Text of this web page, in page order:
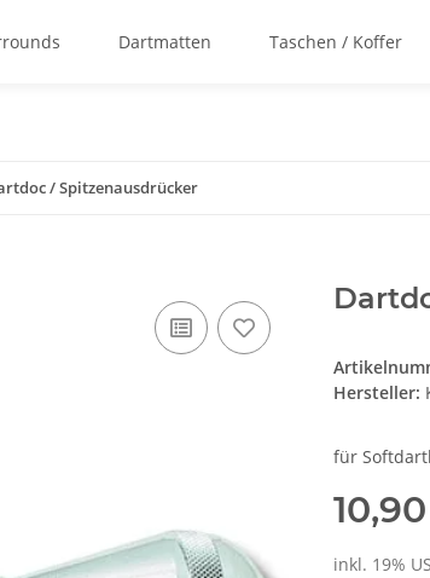
Dartmatten Taschen / Koffer
/ Spitzenausdrücker
Hersteller:
für
inkl. 19%